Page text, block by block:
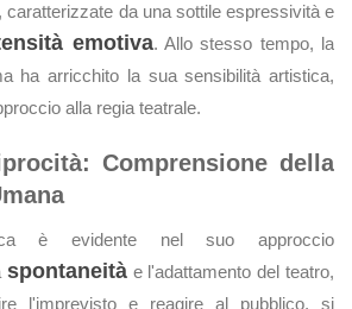
caratterizzate da una sottile espressività e
emotiva. Allo stesso tempo, la
ha arricchito la sua sensibilità artistica,
alla regia teatrale.
Comprensione della
è evidente nel suo approccio
spontaneitàe l'adattamento del teatro,
l'imprevisto e reagire al pubblico, si